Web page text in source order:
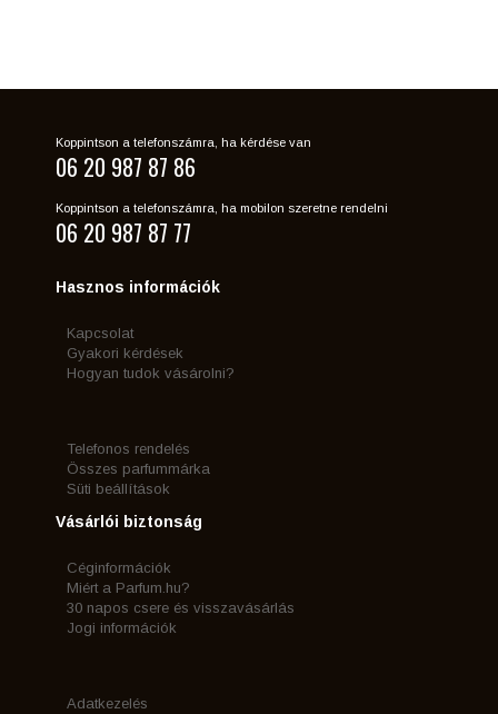
Koppintson a telefonszámra, ha kérdése van
06 20 987 87 86
Koppintson a telefonszámra, ha mobilon szeretne rendelni
06 20 987 87 77
Hasznos információk
Kapcsolat
Gyakori kérdések
Hogyan tudok vásárolni?
Telefonos rendelés
Összes parfummárka
Süti beállítások
Vásárlói biztonság
Céginformációk
Miért a Parfum.hu?
30 napos csere és visszavásárlás
Jogi információk
Adatkezelés